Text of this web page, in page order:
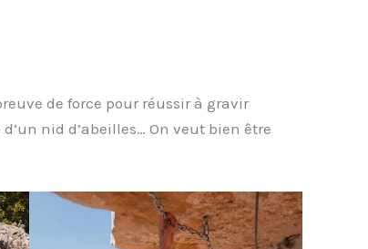
de force pour réussir à gravir
nid d’abeilles… On veut bien être